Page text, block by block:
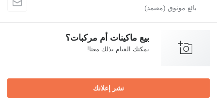
بيع ماكينات أم مركبات؟
يمكنك القيام بذلك معنا!
نشر إعلانك